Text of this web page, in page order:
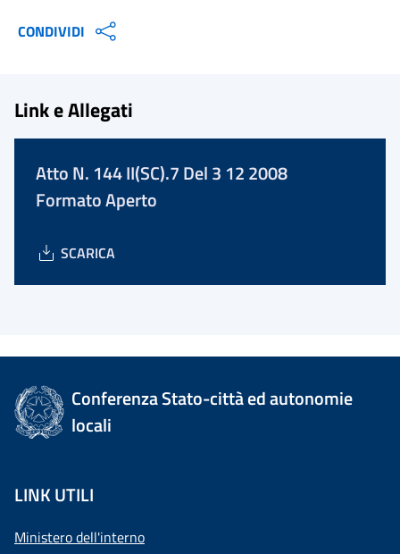
CONDIVIDI
Link e Allegati
Atto N. 144 II(SC).7 Del 3 12 2008
Formato Aperto
SCARICA
Conferenza Stato-città ed autonomie
locali
LINK UTILI
Ministero dell'interno